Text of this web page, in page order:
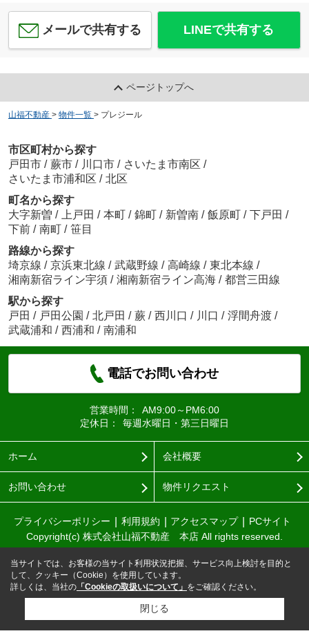
メールで共有する LINEで共有する
ページトップへ
山福不動産 > 物件一覧 > プレジール
市区町村から探す
戸田市 / 蕨市 / 川口市 / さいたま市南区 /
さいたま市浦和区 / 北区
町名から探す
大字新曽 / 上戸田 / 本町 / 錦町 / 新曽南 / 飯原町 / 下戸田 /
下前 / 南町 / 笹目
路線から探す
埼京線 / 京浜東北線 / 武蔵野線 / 高崎線 / 東北本線 /
湘南新宿ライン宇須 / 湘南新宿ライン高海 / 都営三田線
駅から探す
戸田 / 戸田公園 / 北戸田 / 蕨 / 西川口 / 川口 / 浮間舟渡 /
武蔵浦和 / 西浦和 / 南浦和
電話でお問い合わせ
営業時間：
AM9:00～PM6:00
定休日：
毎週水曜日・第三日曜日
ホーム 会社概要
お問い合わせ 物件リクエスト
プライバシーポリシー 利用規約 アクセスマップ
PCサイト
Copyright(c) 株式会社山福不動産 本店 All rights reserved.
当サイトでは、お客様の当サイト利用状況把握、サービス向上検討を目的と
して、クッキー（Cookie）を使用しています。
詳しくは、当社の 「Cookieの取扱いについて」 をご確認ください。
閉じる